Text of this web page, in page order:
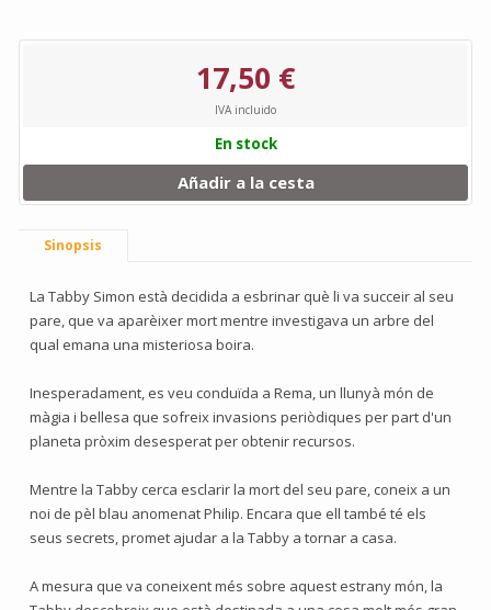
17,50 €
IVA incluido
En stock
Añadir a la cesta
Sinopsis
La Tabby Simon està decidida a esbrinar què li va succeir al seu
pare, que va aparèixer mort mentre investigava un arbre del
qual emana una misteriosa boira.
Inesperadament, es veu conduïda a Rema, un llunyà món de
màgia i bellesa que sofreix invasions periòdiques per part d'un
planeta pròxim desesperat per obtenir recursos.
Mentre la Tabby cerca esclarir la mort del seu pare, coneix a un
noi de pèl blau anomenat Philip. Encara que ell també té els
seus secrets, promet ajudar a la Tabby a tornar a casa.
A mesura que va coneixent més sobre aquest estrany món, la